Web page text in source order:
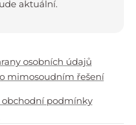
aktuální.
osobních údajů
mimosoudním řešení
obchodní podmínky